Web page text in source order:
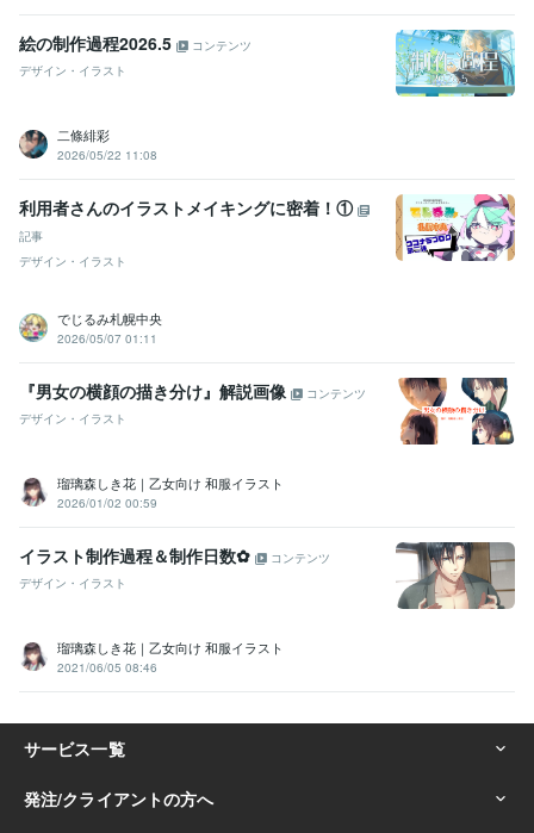
絵の制作過程2026.5
コンテンツ
デザイン・イラスト
二條緋彩
2026/05/22 11:08
利用者さんのイラストメイキングに密着！①
記事
デザイン・イラスト
でじるみ札幌中央
2026/05/07 01:11
『男女の横顔の描き分け』解説画像
コンテンツ
デザイン・イラスト
瑠璃森しき花｜乙女向け 和服イラスト
2026/01/02 00:59
イラスト制作過程＆制作日数✿
コンテンツ
デザイン・イラスト
瑠璃森しき花｜乙女向け 和服イラスト
2021/06/05 08:46